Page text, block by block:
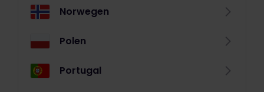
Norwegen
Polen
Portugal